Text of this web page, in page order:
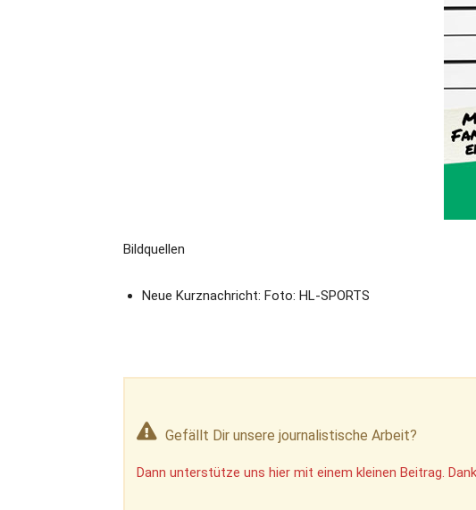
Bildquellen
Neue Kurznachricht: Foto: HL-SPORTS
Gefällt Dir unsere journalistische Arbeit?
Dann unterstütze uns hier mit einem kleinen Beitrag.